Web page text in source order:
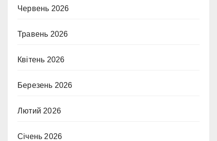
Червень 2026
Травень 2026
Квітень 2026
Березень 2026
Лютий 2026
Січень 2026